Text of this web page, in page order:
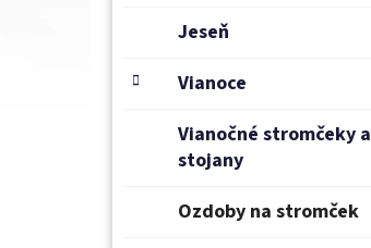
Jeseň
Vianoce
Vianočné stromčeky a
stojany
Ozdoby na stromček